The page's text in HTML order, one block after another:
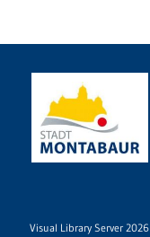
Visual Library Server 2026